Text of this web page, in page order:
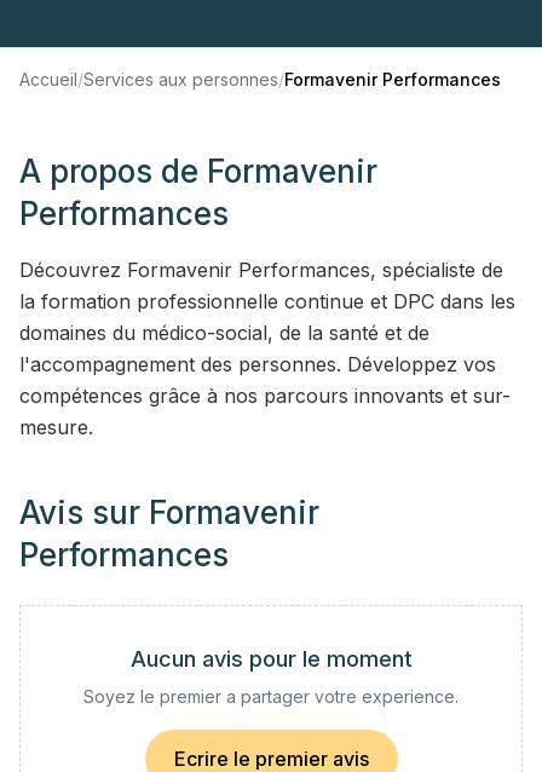
Accueil/Services aux personnes/Formavenir Performances
A propos de Formavenir
Performances
Découvrez Formavenir Performances, spécialiste de
la formation professionnelle continue et DPC dans les
domaines du médico-social, de la santé et de
l'accompagnement des personnes. Développez vos
compétences grâce à nos parcours innovants et sur-
mesure.
Avis sur Formavenir
Performances
Aucun avis pour le moment
Soyez le premier a partager votre experience.
Ecrire le premier avis